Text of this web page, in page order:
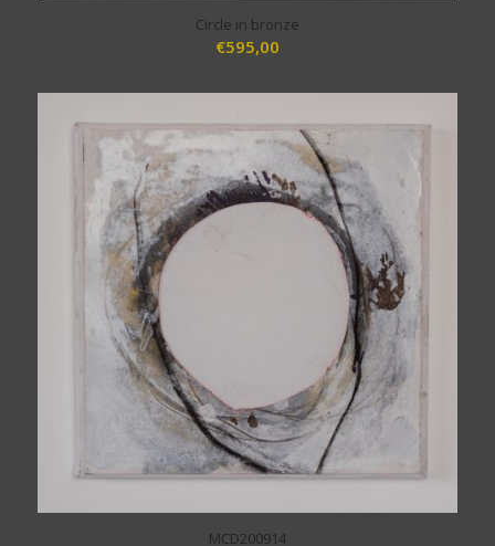
Circle in bronze
€595,00
MCD200914